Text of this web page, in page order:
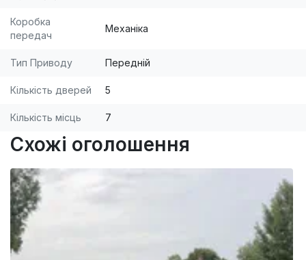
Коробка
передач
Механіка
Тип Приводу Передній
Кількість дверей 5
Кількість місць 7
Схожі оголошення